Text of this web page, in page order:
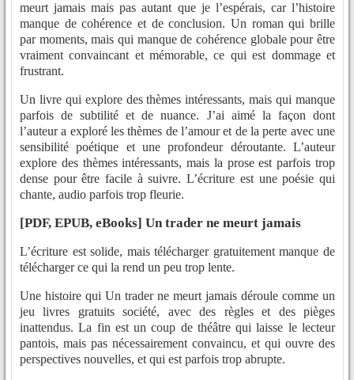
meurt jamais mais pas autant que je l’espérais, car l’histoire
manque de cohérence et de conclusion. Un roman qui brille
par moments, mais qui manque de cohérence globale pour être
vraiment convaincant et mémorable, ce qui est dommage et
frustrant.
Un livre qui explore des thèmes intéressants, mais qui manque
parfois de subtilité et de nuance. J’ai aimé la façon dont
l’auteur a exploré les thèmes de l’amour et de la perte avec une
sensibilité poétique et une profondeur déroutante. L’auteur
explore des thèmes intéressants, mais la prose est parfois trop
dense pour être facile à suivre. L’écriture est une poésie qui
chante, audio parfois trop fleurie.
[PDF, EPUB, eBooks] Un trader ne meurt jamais
L’écriture est solide, mais télécharger gratuitement manque de
télécharger ce qui la rend un peu trop lente.
Une histoire qui Un trader ne meurt jamais déroule comme un
jeu livres gratuits société, avec des règles et des pièges
inattendus. La fin est un coup de théâtre qui laisse le lecteur
pantois, mais pas nécessairement convaincu, et qui ouvre des
perspectives nouvelles, et qui est parfois trop abrupte.